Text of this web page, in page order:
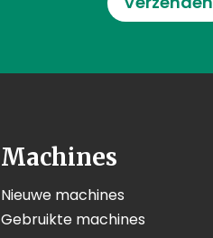
Machines
Nieuwe machines
Gebruikte machines